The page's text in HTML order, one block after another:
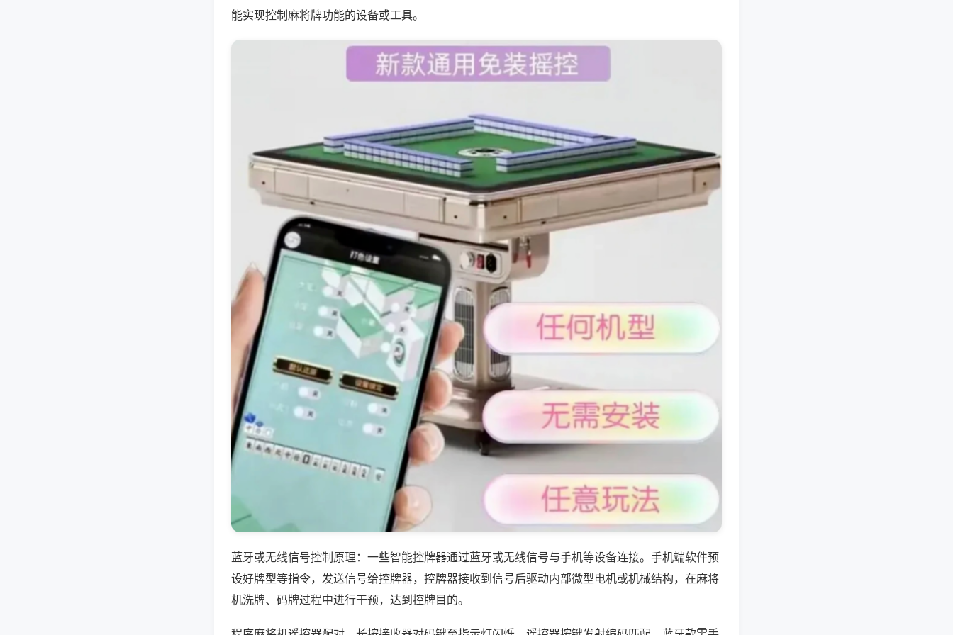
能实现控制麻将牌功能的设备或工具。
蓝牙或无线信号控制原理：一些智能控牌器通过蓝牙或无线信号与手机等设备连接。手机端软件预
设好牌型等指令，发送信号给控牌器，控牌器接收到信号后驱动内部微型电机或机械结构，在麻将
机洗牌、码牌过程中进行干预，达到控牌目的。